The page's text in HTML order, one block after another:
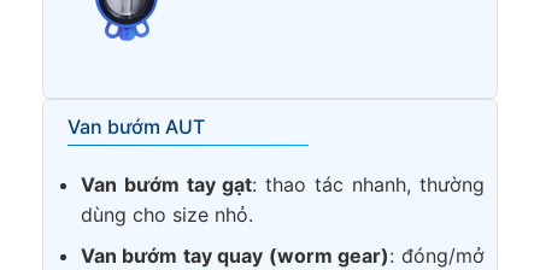
Van bướm AUT
Van bướm tay gạt: thao tác nhanh, thường
dùng cho size nhỏ.
Van bướm tay quay (worm gear): đóng/mở